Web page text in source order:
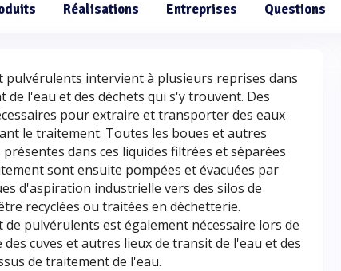
Réalisations Entreprises Questions
pulvérulents intervient à plusieurs reprises dans
de l'eau et des déchets qui s'y trouvent. Des
pour extraire et transporter des eaux
le traitement. Toutes les boues et autres
dans ces liquides filtrées et séparées
sont ensuite pompées et évacuées par
d'aspiration industrielle vers des silos de
recyclées ou traitées en déchetterie.
de pulvérulents est également nécessaire lors de
cuves et autres lieux de transit de l'eau et des
de traitement de l'eau.